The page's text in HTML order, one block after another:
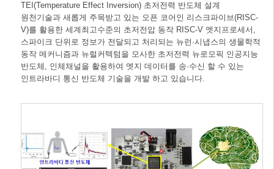
TEI(Temperature Effect Inversion) 초저전력 반도체 설계
원천기술과 새롭게 주목받고 있는 오픈 코어인 리스크파이브(RISC-
V)를 활용한 세계최고수준의 초저전압 동작 RISC-V 엣지프로세서,
스파이크 단위로 정보가 전달되고 처리되는 뉴런·시냅스의 생물학적
동작 메커니즘과 뉴럴커텍텀을 모사한 초저전력 뉴로모픽 인공지능
반도체, 인체채널을 활용하여 엣지 데이터를 송·수신 할 수 있는
인트라바디 통신 반도체 기술을 개발 하고 있습니다.